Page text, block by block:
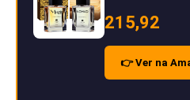
215,92
👉 Ver na